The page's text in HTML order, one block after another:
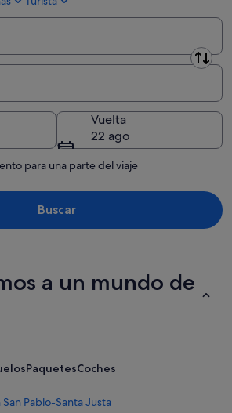
Vuelta
22 ago
para una parte del viaje
Buscar
a un mundo de
PaquetesCoches
Pablo-Santa Justa